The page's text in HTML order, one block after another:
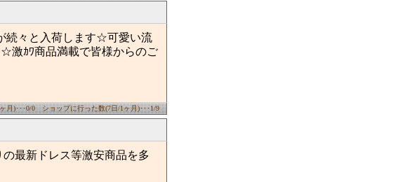
続々と入荷します☆可愛い流
☆激ｶﾜ商品満載で皆様からのご
月)･･･0/0 ショップに行った数(7日/1ヶ月)･･･1/9
最新ドレス等激安商品を多